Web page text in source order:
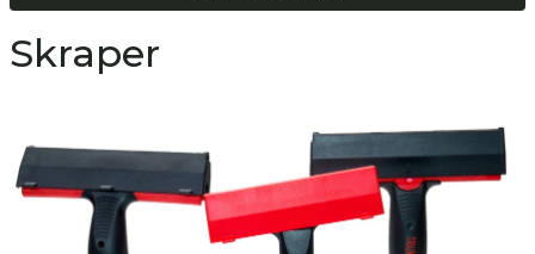
Norges Beste Vinduspusser 2026
Hvordan bunnskure gulv?
Hvordan nøytralisere gulv?
Skraper